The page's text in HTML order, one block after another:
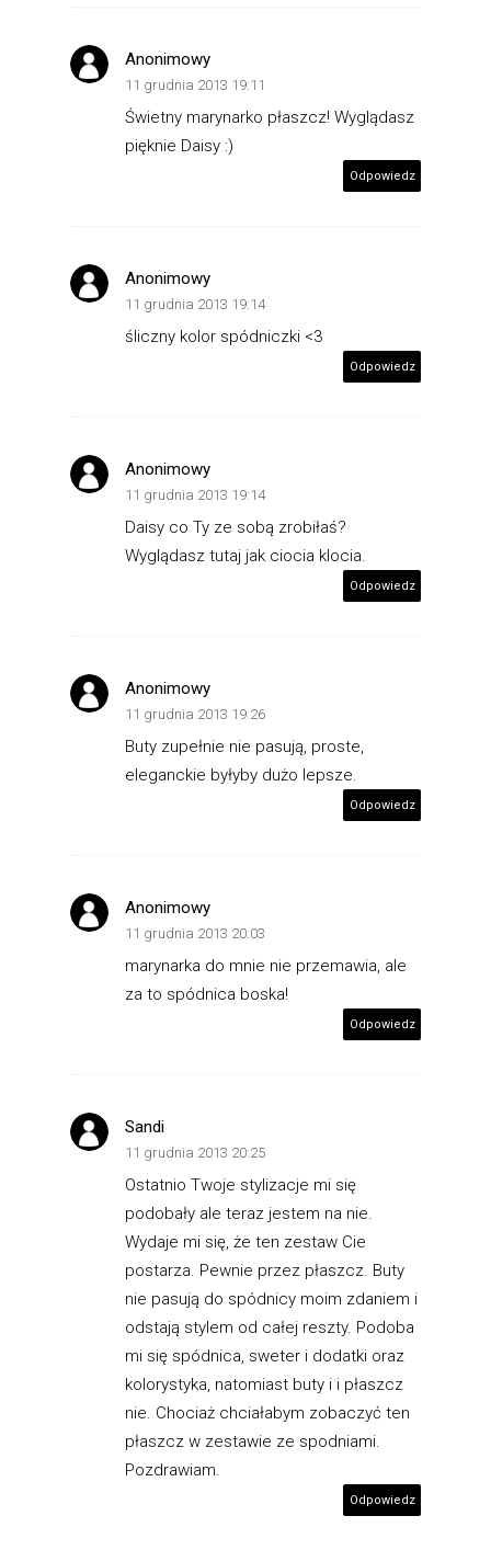
Anonimowy
11 grudnia 2013 19:11
Świetny marynarko płaszcz! Wyglądasz
pięknie Daisy :)
Odpowiedz
Anonimowy
11 grudnia 2013 19:14
śliczny kolor spódniczki <3
Odpowiedz
Anonimowy
11 grudnia 2013 19:14
Daisy co Ty ze sobą zrobiłaś?
Wyglądasz tutaj jak ciocia klocia.
Odpowiedz
Anonimowy
11 grudnia 2013 19:26
Buty zupełnie nie pasują, proste,
eleganckie byłyby dużo lepsze.
Odpowiedz
Anonimowy
11 grudnia 2013 20:03
marynarka do mnie nie przemawia, ale
za to spódnica boska!
Odpowiedz
Sandi
11 grudnia 2013 20:25
Ostatnio Twoje stylizacje mi się
podobały ale teraz jestem na nie.
Wydaje mi się, że ten zestaw Cie
postarza. Pewnie przez płaszcz. Buty
nie pasują do spódnicy moim zdaniem i
odstają stylem od całej reszty. Podoba
mi się spódnica, sweter i dodatki oraz
kolorystyka, natomiast buty i i płaszcz
nie. Chociaż chciałabym zobaczyć ten
płaszcz w zestawie ze spodniami.
Pozdrawiam.
Odpowiedz